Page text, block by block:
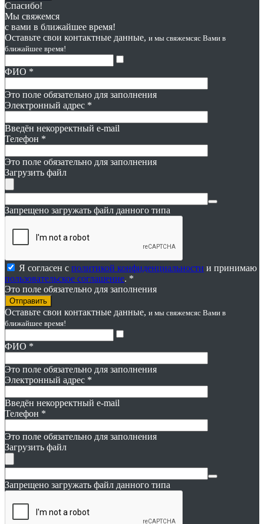
Спасибо!
Мы свяжемся
с вами в ближайшее время!
Оставьте свои контактные данные, и мы свяжемсяс Вами в
ближайшее время!
ФИО *
Это поле обязательно для заполнения
Электронный адрес *
Введён некорректный e-mail
Телефон *
Это поле обязательно для заполнения
Загрузить файл
Запрещено загружать файл данного типа
Я согласен с политикой конфиденциальности и принимаю
пользовательское соглашение. *
Это поле обязательно для заполнения
Оставьте свои контактные данные, и мы свяжемсяс Вами в
ближайшее время!
ФИО *
Это поле обязательно для заполнения
Электронный адрес *
Введён некорректный e-mail
Телефон *
Это поле обязательно для заполнения
Загрузить файл
Запрещено загружать файл данного типа